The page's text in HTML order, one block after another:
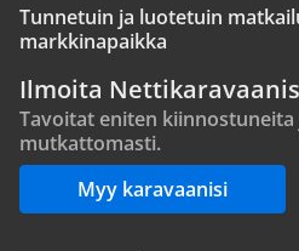
Tunnetuin ja luotetuin
markkinapaikka
Ilmoita
Tavoitat eniten
mutkattomasti.
Myy karavaanisi